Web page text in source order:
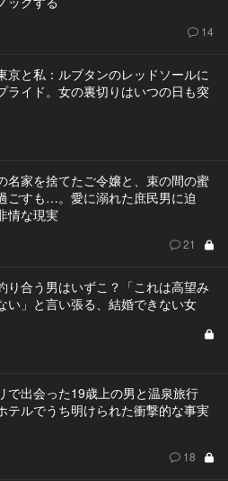
14
京と私：ルブタンのレッドソールに
ライド。女の裏切りはいつの日も突
名家を捨てたご令嬢と、束の間の蜜
ごすも…。愛に溺れた庶民男に迫
情な現実
21
り合う男はいずこ？「これは高望み
い」と言い張る、結婚できない女
で出会った19歳上の男と温泉旅行
テルでうち明けられた衝撃的な事実
18